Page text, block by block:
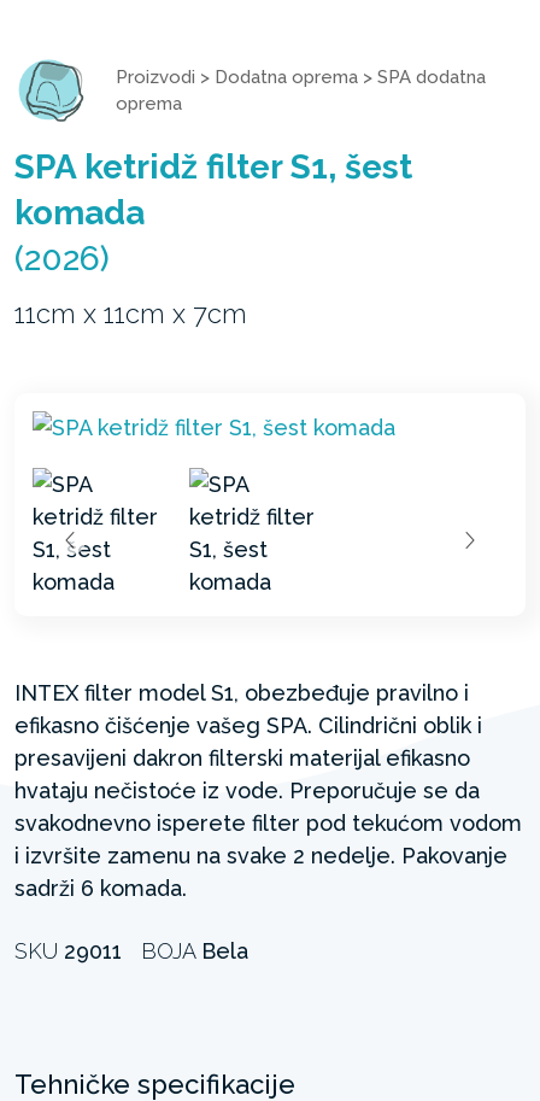
Proizvodi > Dodatna oprema > SPA dodatna
oprema
SPA ketridž filter S1, šest
komada
(2026)
11cm x 11cm x 7cm
INTEX filter model S1, obezbeđuje pravilno i
efikasno čišćenje vašeg SPA. Cilindrični oblik i
presavijeni dakron filterski materijal efikasno
hvataju nečistoće iz vode. Preporučuje se da
svakodnevno isperete filter pod tekućom vodom
i izvršite zamenu na svake 2 nedelje. Pakovanje
sadrži 6 komada.
SKU 29011 BOJA Bela
Tehničke specifikacije